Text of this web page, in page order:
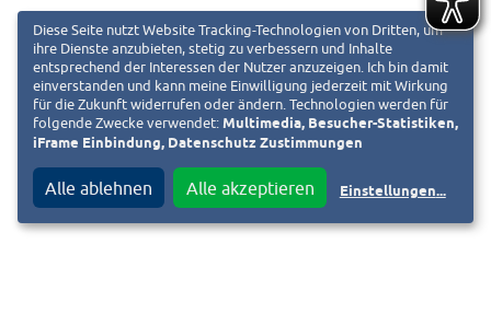
Diese Seite nutzt Website Tracking-Technologien von Dritten, um
ihre Dienste anzubieten, stetig zu verbessern und Inhalte
entsprechend der Interessen der Nutzer anzuzeigen. Ich bin damit
einverstanden und kann meine Einwilligung jederzeit mit Wirkung
für die Zukunft widerrufen oder ändern. Technologien werden für
folgende Zwecke verwendet: Multimedia, Besucher-Statistiken,
iFrame Einbindung, Datenschutz Zustimmungen
Alle ablehnen Alle akzeptieren Einstellungen...